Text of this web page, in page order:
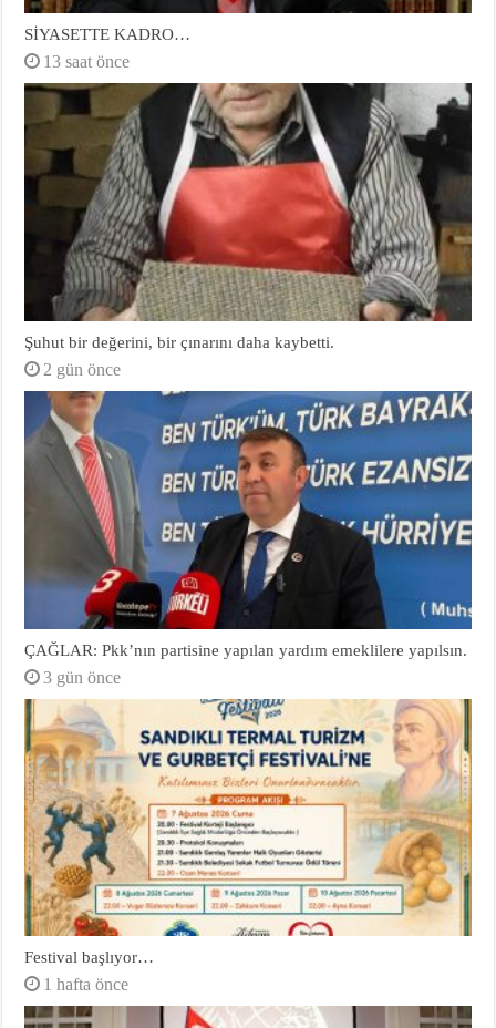
SİYASETTE KADRO…
13 saat önce
Şuhut bir değerini, bir çınarını daha kaybetti.
2 gün önce
ÇAĞLAR: Pkk’nın partisine yapılan yardım emeklilere yapılsın.
3 gün önce
Festival başlıyor…
1 hafta önce